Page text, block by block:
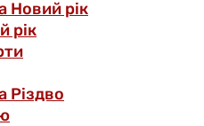
Новий рік
рік
Різдво